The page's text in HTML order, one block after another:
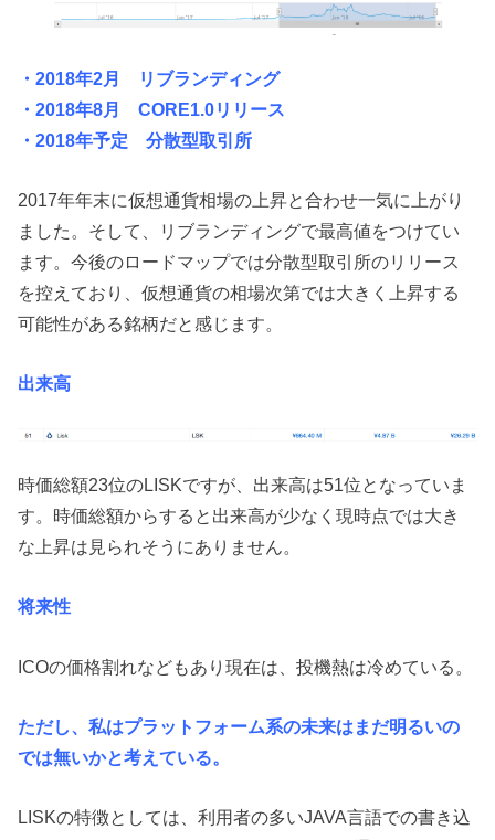
・2018年2月 リブランディング
・2018年8月 CORE1.0リリース
・2018年予定 分散型取引所
2017年年末に仮想通貨相場の上昇と合わせ一気に上がり
ました。そして、リブランディングで最高値をつけてい
ます。今後のロードマップでは分散型取引所のリリース
を控えており、仮想通貨の相場次第では大きく上昇する
可能性がある銘柄だと感じます。
出来高
時価総額23位のLISKですが、出来高は51位となっていま
す。時価総額からすると出来高が少なく現時点では大き
な上昇は見られそうにありません。
将来性
ICOの価格割れなどもあり現在は、投機熱は冷めている。
ただし、私はプラットフォーム系の未来はまだ明るいの
では無いかと考えている。
LISKの特徴としては、利用者の多いJAVA言語での書き込